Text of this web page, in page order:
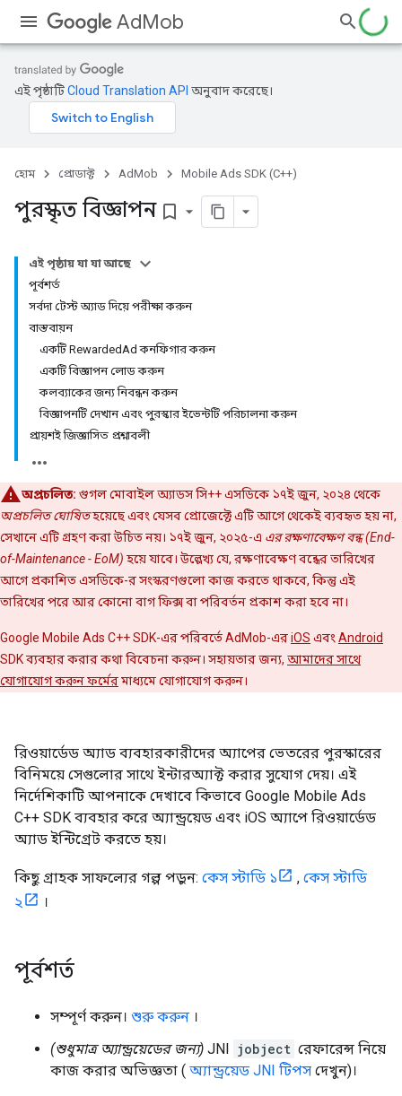
AdMob
এই পৃষ্ঠাটিCloud Translation API অনুবাদ করেছে।
হোম প্রোডাক্ট AdMob Mobile Ads SDK (C++)
পুরস্কৃত বিজ্ঞাপন bookmark_border
এই পৃষ্ঠায় যা যা আছে
পূর্বশর্ত
সর্বদা টেস্ট অ্যাড দিয়ে পরীক্ষা করুন
বাস্তবায়ন
একটি RewardedAd কনফিগার করুন
একটি বিজ্ঞাপন লোড করুন
কলব্যাকের জন্য নিবন্ধন করুন
বিজ্ঞাপনটি দেখান এবং পুরস্কার ইভেন্টটি পরিচালনা করুন
প্রায়শই জিজ্ঞাসিত প্রশ্নাবলী
অপ্রচলিত: গুগল মোবাইল অ্যাডস সি++ এসডিকে ১৭ই জুন, ২০২৪ থেকে
অপ্রচলিত ঘোষিতহয়েছে এবং যেসব প্রোজেক্টে এটি আগে থেকেই ব্যবহৃত হয় না,
সেখানে এটি গ্রহণ করা উচিত নয়। ১৭ই জুন, ২০২৫-এ এর রক্ষণাবেক্ষণ বন্ধ (End-
of-Maintenance - EoM) হয়ে যাবে। উল্লেখ্য যে, রক্ষণাবেক্ষণ বন্ধের তারিখের
আগে প্রকাশিত এসডিকে-র সংস্করণগুলো কাজ করতে থাকবে, কিন্তু এই
তারিখের পরে আর কোনো বাগ ফিক্স বা পরিবর্তন প্রকাশ করা হবে না।
Google Mobile Ads C++ SDK-এর পরিবর্তে AdMob-এরiOS এবং Android
SDK ব্যবহার করার কথা বিবেচনা করুন। সহায়তার জন্য, আমাদের সাথে
যোগাযোগ করুন ফর্মেরমাধ্যমে যোগাযোগ করুন।
রিওয়ার্ডেড অ্যাড ব্যবহারকারীদের অ্যাপের ভেতরের পুরস্কারের
বিনিময়ে সেগুলোর সাথে ইন্টারঅ্যাক্ট করার সুযোগ দেয়। এই
নির্দেশিকাটি আপনাকে দেখাবে কিভাবে Google Mobile Ads
C++ SDK ব্যবহার করে অ্যান্ড্রয়েড এবং iOS অ্যাপে রিওয়ার্ডেড
অ্যাড ইন্টিগ্রেট করতে হয়।
কিছু গ্রাহক সাফল্যের গল্প পড়ুন: কেস স্টাডি ১ , কেস স্টাডি
২
।
পূর্বশর্ত
সম্পূর্ণ করুন। শুরু করুন ।
(শুধুমাত্র অ্যান্ড্রয়েডের জন্য) JNI jobject রেফারেন্স নিয়ে
কাজ করার অভিজ্ঞতা ( অ্যান্ড্রয়েড JNI টিপস দেখুন)।